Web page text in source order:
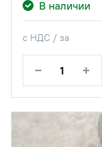
В наличии
с НДС / за
− +